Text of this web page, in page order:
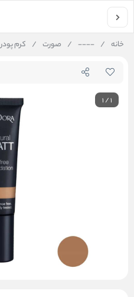
خانه /
----
/ صورت / کرم
1/1